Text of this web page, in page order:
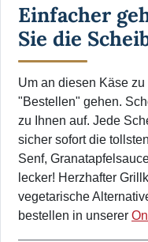
Einfacher
Sie die
Um an diesen Käse
"Bestellen" gehen.
zu Ihnen auf. Jede
sicher sofort die
Senf,
lecker! Herzhafter
vegetarische
bestellen in unserer